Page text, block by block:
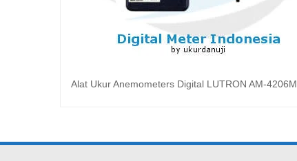
Baca selengkapnya
Alat Ukur Anemometers Digital LUTRON AM-4206M